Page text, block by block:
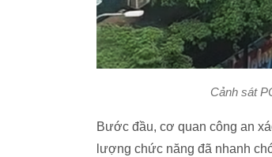
Cảnh sát
Bước đầu, cơ quan công an
lượng chức năng đã nhanh